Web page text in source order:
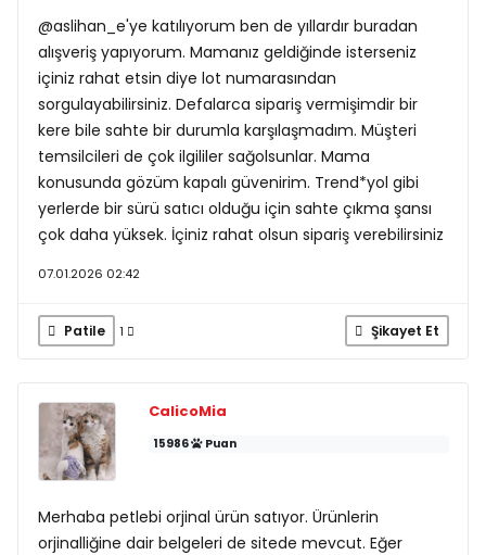
@aslihan_e'ye katılıyorum ben de yıllardır buradan
alışveriş yapıyorum. Mamanız geldiğinde isterseniz
içiniz rahat etsin diye lot numarasından
sorgulayabilirsiniz. Defalarca sipariş vermişimdir bir
kere bile sahte bir durumla karşılaşmadım. Müşteri
temsilcileri de çok ilgililer sağolsunlar. Mama
konusunda gözüm kapalı güvenirim. Trend*yol gibi
yerlerde bir sürü satıcı olduğu için sahte çıkma şansı
çok daha yüksek. İçiniz rahat olsun sipariş verebilirsiniz
07.01.2026 02:42
Patile 1 Şikayet Et
CalicoMia
15986 Puan
Merhaba petlebi orjinal ürün satıyor. Ürünlerin
orjinalliğine dair belgeleri de sitede mevcut. Eğer